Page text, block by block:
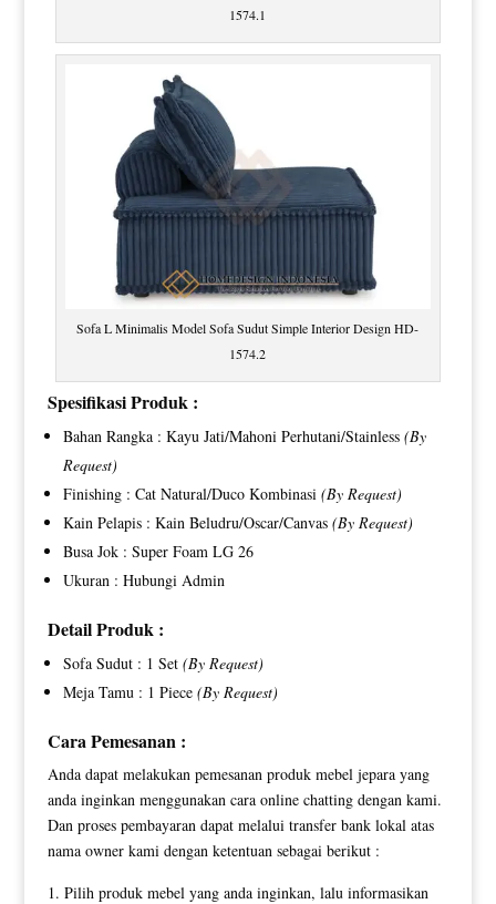
1574.1
Sofa L Minimalis Model Sofa Sudut Simple Interior Design HD-
1574.2
Spesifikasi Produk :
Bahan Rangka : Kayu Jati/Mahoni Perhutani/Stainless (By
Request)
Finishing : Cat Natural/Duco Kombinasi (By Request)
Kain Pelapis : Kain Beludru/Oscar/Canvas (By Request)
Busa Jok : Super Foam LG 26
Ukuran : Hubungi Admin
Detail Produk :
Sofa Sudut : 1 Set (By Request)
Meja Tamu : 1 Piece (By Request)
Cara Pemesanan :
Anda dapat melakukan pemesanan produk mebel jepara yang
anda inginkan menggunakan cara online chatting dengan kami.
Dan proses pembayaran dapat melalui transfer bank lokal atas
nama owner kami dengan ketentuan sebagai berikut :
Pilih produk mebel yang anda inginkan, lalu informasikan